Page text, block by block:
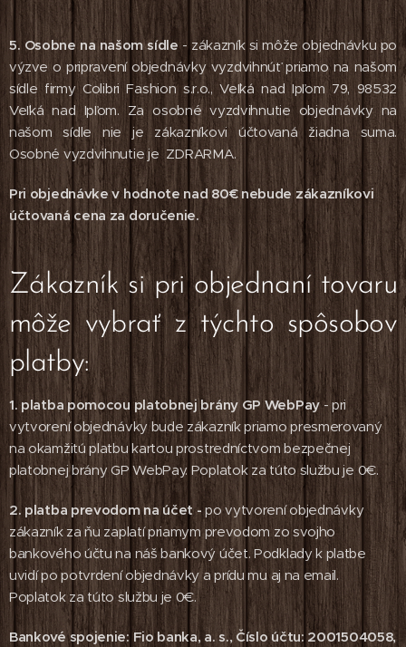
5. Osobne na našom sídle - zákazník si môže objednávku po
výzve o pripravení objednávky vyzdvihnúť priamo na našom
sídle firmy Colibri Fashion s.r.o., Veľká nad Ipľom 79, 98532
Veľká nad Ipľom. Za osobné vyzdvihnutie objednávky na
našom sídle nie je zákazníkovi účtovaná žiadna suma.
Osobné vyzdvihnutie je ZDRARMA.
Pri objednávke v hodnote nad 80€ nebude zákazníkovi
účtovaná cena za doručenie.
Zákazník si pri objednaní tovaru
môže vybrať z týchto spôsobov
platby:
1. platba pomocou platobnej brány GP WebPay - pri
vytvorení objednávky bude zákazník priamo presmerovaný
na okamžitú platbu kartou prostredníctvom bezpečnej
platobnej brány GP WebPay. Poplatok za túto službu je 0€.
2. platba prevodom na účet -po vytvorení objednávky
zákazník za ňu zaplatí priamym prevodom zo svojho
bankového účtu na náš bankový účet. Podklady k platbe
uvidí po potvrdení objednávky a prídu mu aj na email.
Poplatok za túto službu je 0€.
Bankové spojenie: Fio banka, a. s., Číslo účtu: 2001504058,